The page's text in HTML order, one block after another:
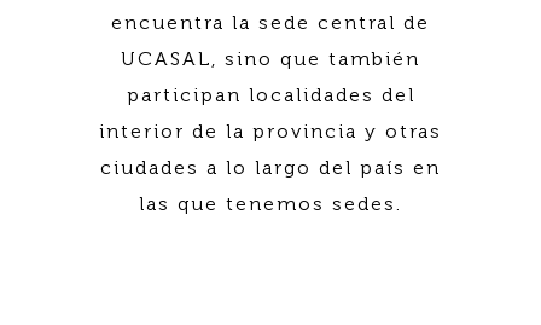
encuentra la sede central de
UCASAL, sino que también
participan localidades del
interior de la provincia y otras
ciudades a lo largo del país en
las que tenemos sedes.